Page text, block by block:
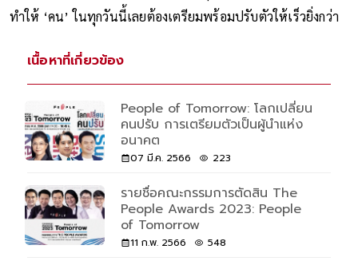
ทำให้ ‘คน’ ในทุกวันนี้เลยต้องเตรียมพร้อมปรับตัวให้เร็วยิ่งกว่า
เนื้อหาที่เกี่ยวข้อง
People of Tomorrow: โลกเปลี่ยน
คนปรับ การเตรียมตัวเป็นผู้นำแห่ง
อนาคต
07 มี.ค. 2566 223
รายชื่อคณะกรรมการตัดสิน The
People Awards 2023: People
of Tomorrow
11 ก.พ. 2566 548